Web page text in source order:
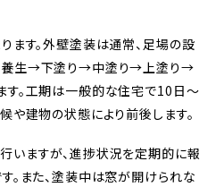
ます。外壁塗装は通常、足場の設
生→下塗り→中塗り→上塗り→
す。工期は一般的な住宅で10日〜
や建物の状態により前後します。
いますが、進捗状況を定期的に報
。また、塗装中は窓が開けられな